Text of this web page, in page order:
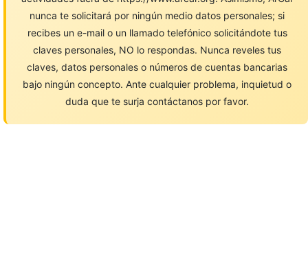
nunca te solicitará por ningún medio datos personales; si
recibes un e-mail o un llamado telefónico solicitándote tus
claves personales, NO lo respondas. Nunca reveles tus
claves, datos personales o números de cuentas bancarias
bajo ningún concepto. Ante cualquier problema, inquietud o
duda que te surja contáctanos por favor.